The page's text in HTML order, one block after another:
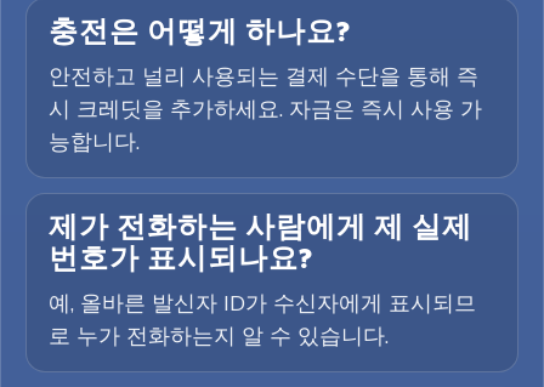
충전은 어떻게 하나요?
안전하고 널리 사용되는 결제 수단을 통해 즉
시 크레딧을 추가하세요. 자금은 즉시 사용 가
능합니다.
제가 전화하는 사람에게 제 실제
번호가 표시되나요?
예, 올바른 발신자 ID가 수신자에게 표시되므
로 누가 전화하는지 알 수 있습니다.